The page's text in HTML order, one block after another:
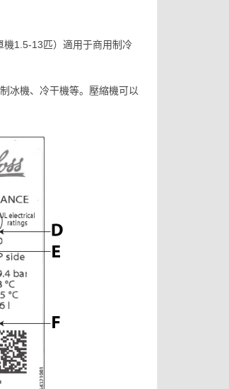
1.5-13匹）適用于商用制冷
冰機、冷干機等。壓縮機可以